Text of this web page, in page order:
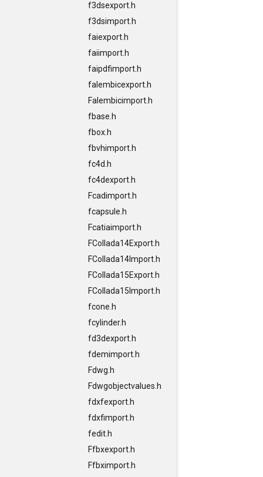
f3dsexport.h
f3dsimport.h
faiexport.h
faiimport.h
faipdfimport.h
falembicexport.h
Falembicimport.h
fbase.h
fbox.h
fbvhimport.h
fc4d.h
fc4dexport.h
Fcadimport.h
fcapsule.h
Fcatiaimport.h
FCollada14Export.h
FCollada14Import.h
FCollada15Export.h
FCollada15Import.h
fcone.h
fcylinder.h
fd3dexport.h
fdemimport.h
Fdwg.h
Fdwgobjectvalues.h
fdxfexport.h
fdxfimport.h
fedit.h
Ffbxexport.h
Ffbximport.h